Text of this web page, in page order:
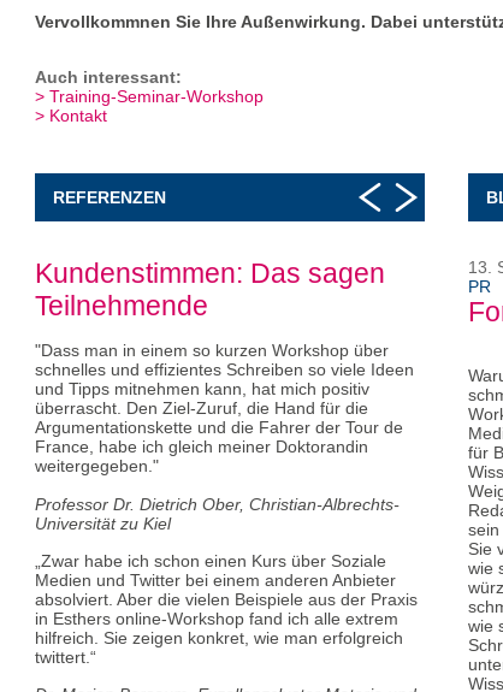
Vervollkommnen Sie Ihre Außenwirkung. Dabei
Auch interessant:
Training-Seminar-Workshop
Kontakt
Wie Forschungs‐ und
Selbstpräsentation gelingen
am 16. September 2024 während der Botanik-
Tagung an der Universität Halle-Wittenberg
Immer mehr Menschen informieren sich direkt in
der Wissenschaft, auf Websites und in Sozialen
Medien. Denn die Öffentlichkeit verlangt
Wissenschaftsfeinde Falschmeldungen lancieren.
Was Sie tun können, damit sich die
Außenstehende für Ihre Arbeit interessieren und
sie verstehen, ist Thema dieses Impuls-
Workshops. Erfahren Sie, wie Sie andere auf Ihre
Expertise aufmerksam machen und für Ihr
Forschungsthema gewinnen.
Mit 5
am 30. August
an der
Das Texten
Artikeln,
oft wesentlich
effiziente
konzipieren, zu
stellen. Die
einfach
der
und werden
erfolgreich
verfassen auch
das Schreiben
REFERENZEN
Kundenstimmen: Das sagen
Teilnehmende
"Dass man in einem so kurzen Workshop über
schnelles und effizientes Schreiben so viele Ideen
und Tipps mitnehmen kann, hat mich positiv
überrascht. Den Ziel-Zuruf, die Hand für die
Argumentationskette und die Fahrer der Tour de
France, habe ich gleich meiner Doktorandin
weitergegeben."
Professor Dr. Dietrich Ober, Christian-Albrechts-
Universität zu Kiel
„Zwar habe ich schon einen Kurs über Soziale
Medien und Twitter bei einem anderen Anbieter
absolviert. Aber die vielen Beispiele aus der Praxis
in Esthers online-Workshop fand ich alle extrem
hilfreich. Sie zeigen konkret, wie man erfolgreich
twittert.“
in
13.
PR
für
sein
Sie
wie
wie